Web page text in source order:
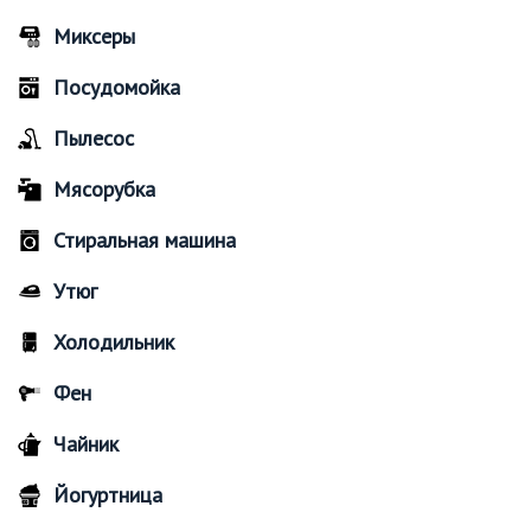
Миксеры
Посудомойка
Пылесос
Мясорубка
Стиральная машина
Утюг
Холодильник
Фен
Чайник
Йогуртница